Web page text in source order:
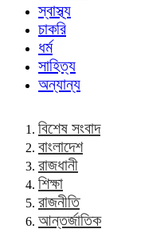
স্বাস্থ্য
চাকরি
ধর্ম
সাহিত্য
অন্যান্য
বিশেষ সংবাদ
বাংলাদেশ
রাজধানী
শিক্ষা
রাজনীতি
আন্তর্জাতিক